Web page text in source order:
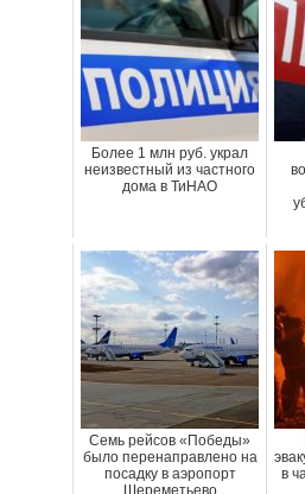
Более 1 млн руб. украл
неизвестный из частного
дома в ТиНАО
Семь рейсов «Победы»
было перенаправлено на
посадку в аэропорт
Шереметьево
в